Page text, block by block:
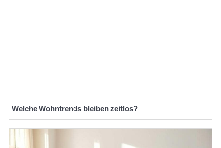
Welche Wohntrends bleiben zeitlos?